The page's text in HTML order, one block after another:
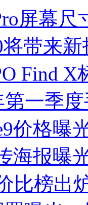
屏幕
将带来
Find
第一季
价格曝
海报曝
比榜出